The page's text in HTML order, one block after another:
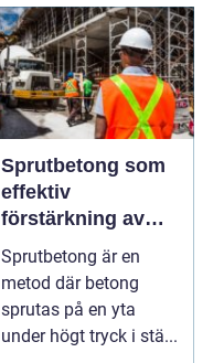
Sprutbetong som
effektiv
förstärkning av
berg och betong
Sprutbetong är en
metod där betong
sprutas på en yta
under högt tryck i stä...